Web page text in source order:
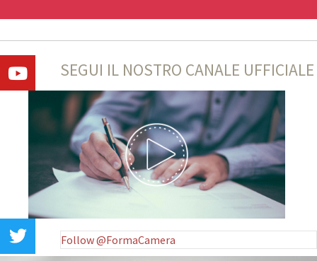
SEGUI IL NOSTRO CANALE UFFICIALE
Follow @FormaCamera